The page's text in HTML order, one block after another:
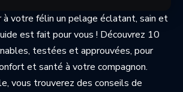
à votre félin un pelage éclatant, sain et
est fait pour vous ! Découvrez 10
testées et approuvées, pour
et santé à votre compagnon.
vous trouverez des conseils de